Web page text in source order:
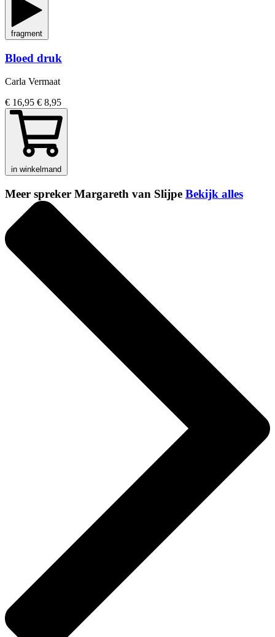
fragment
Bloed druk
Carla Vermaat
€ 16,95 € 8,95
in winkelmand
Meer spreker Margareth van Slijpe Bekijk alles